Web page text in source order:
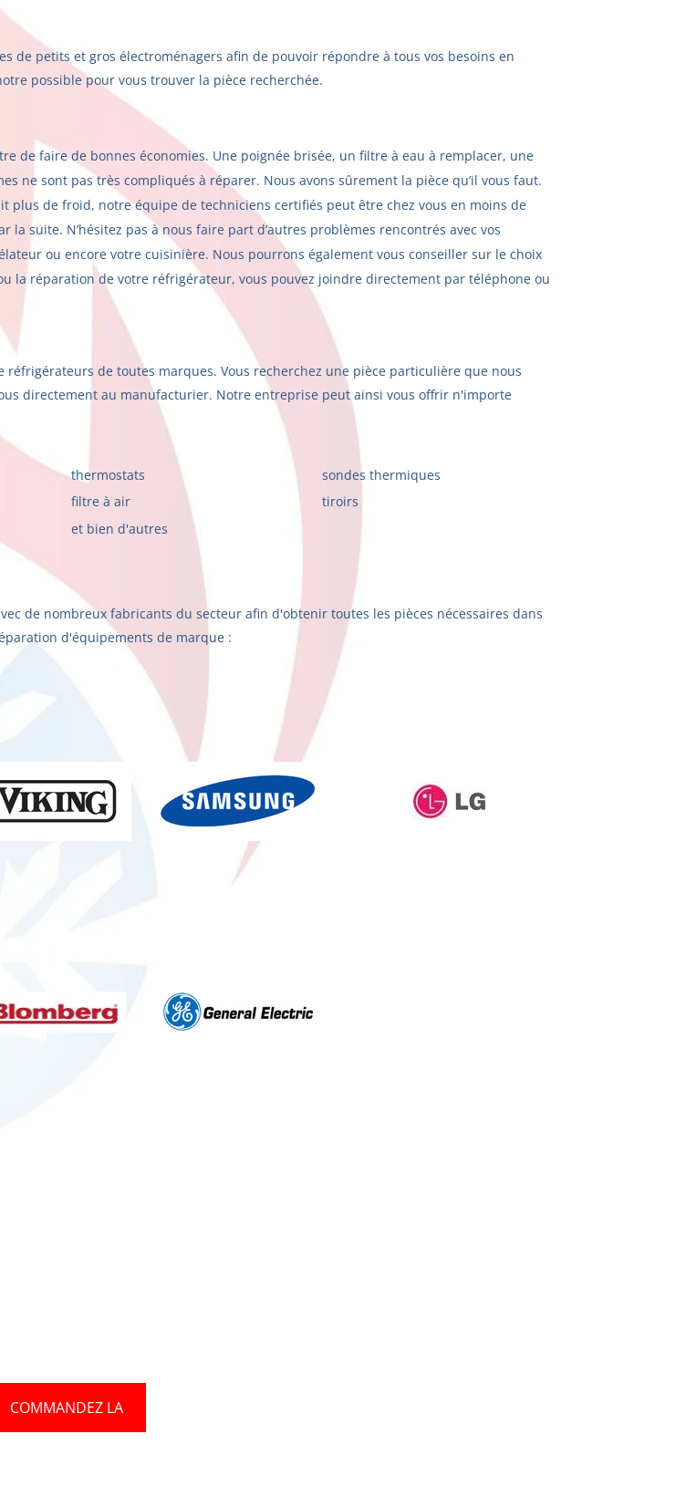
de petits et gros électroménagers afin de pouvoir répondre à tous vos besoins en
possible pour vous trouver la pièce recherchée.
de faire de bonnes économies. Une poignée brisée, un filtre à eau à remplacer, une
ne sont pas très compliqués à réparer. Nous avons sûrement la pièce qu’il vous faut.
de froid, notre équipe de techniciens certifiés peut être chez vous en moins de
suite. N’hésitez pas à nous faire part d’autres problèmes rencontrés avec vos
ou encore votre cuisinière. Nous pourrons également vous conseiller sur le choix
la réparation de votre réfrigérateur, vous pouvez joindre directement par téléphone ou
de toutes marques. Vous recherchez une pièce particulière que nous
directement au manufacturier. Notre entreprise peut ainsi vous offrir n'importe
thermostats
sondes thermiques
filtre à air
et bien d'autres
tiroirs
de nombreux fabricants du secteur afin d'obtenir toutes les pièces nécessaires dans
d'équipements de marque :
COMMANDEZ LA